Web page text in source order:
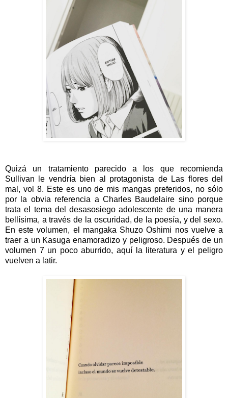
Quizá un tratamiento parecido a los que recomienda
Sullivan le vendría bien al protagonista de Las flores del
mal, vol 8. Este es uno de mis mangas preferidos, no sólo
por la obvia referencia a Charles Baudelaire sino porque
trata el tema del desasosiego adolescente de una manera
bellísima, a través de la oscuridad, de la poesía, y del sexo.
En este volumen, el mangaka Shuzo Oshimi nos vuelve a
traer a un Kasuga enamoradizo y peligroso. Después de un
volumen 7 un poco aburrido, aquí la literatura y el peligro
vuelven a latir.